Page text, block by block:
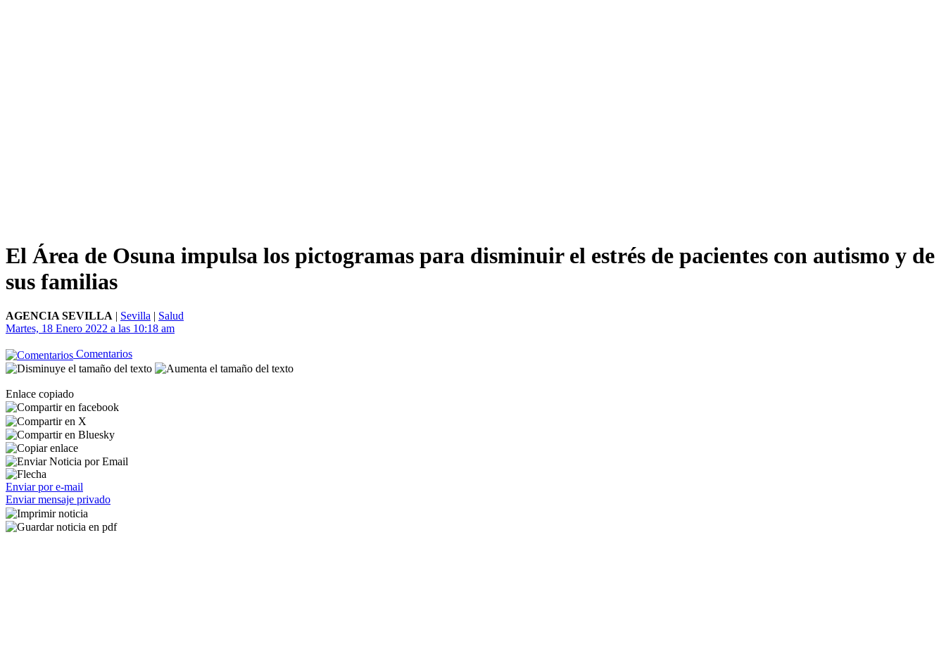
El Área de Osuna impulsa los pictogramas para disminuir el estrés de pacientes con autismo y de
sus familias
AGENCIA SEVILLA | Sevilla | Salud
Martes, 18 Enero 2022 a las 10:18 am
Comentarios
Enlace copiado
Enviar por e-mail
Enviar mensaje privado